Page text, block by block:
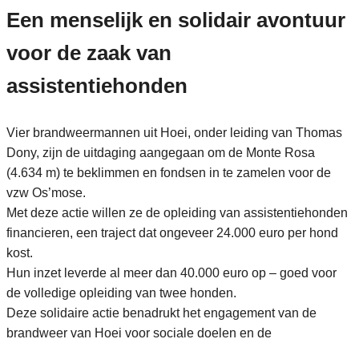
Een menselijk en solidair avontuur
voor de zaak van
assistentiehonden
Vier brandweermannen uit Hoei, onder leiding van Thomas
Dony, zijn de uitdaging aangegaan om de Monte Rosa
(4.634 m) te beklimmen en fondsen in te zamelen voor de
vzw Os’mose.
Met deze actie willen ze de opleiding van assistentiehonden
financieren, een traject dat ongeveer 24.000 euro per hond
kost.
Hun inzet leverde al meer dan 40.000 euro op – goed voor
de volledige opleiding van twee honden.
Deze solidaire actie benadrukt het engagement van de
brandweer van Hoei voor sociale doelen en de